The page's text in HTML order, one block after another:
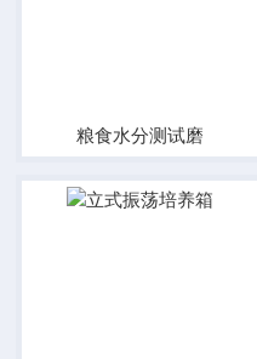
粮食水分测试磨